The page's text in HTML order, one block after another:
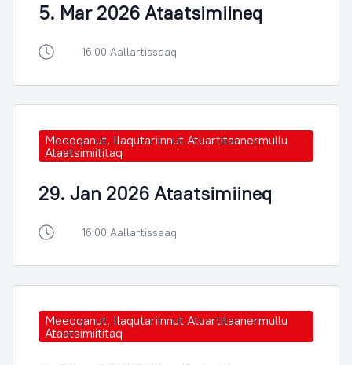
5. Mar 2026 Ataatsimiineq
16:00 Aallartissaaq
Meeqqanut, Ilaqutariinnut Atuartitaanermullu
Ataatsimiititaq
29. Jan 2026 Ataatsimiineq
16:00 Aallartissaaq
Meeqqanut, Ilaqutariinnut Atuartitaanermullu
Ataatsimiititaq